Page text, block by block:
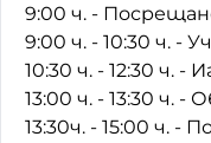
9:00 ч. -
9:00 ч. - 10:30 ч. -
10:30 ч. - 12:30 ч. -
13:00 ч. - 13:30 ч. -
13:30ч. - 15:00 ч. -